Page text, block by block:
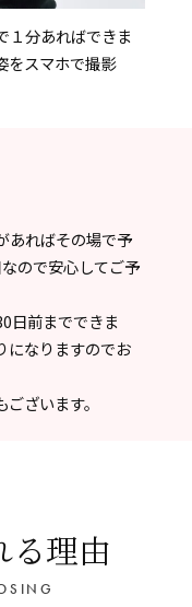
１分あればできま
をスマホで撮影
あればその場で予
ので安心してご予
日前までできま
になりますのでお
ざいます。
る理由